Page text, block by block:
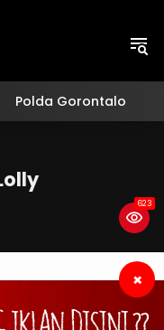
Polda Gorontalo
623
×